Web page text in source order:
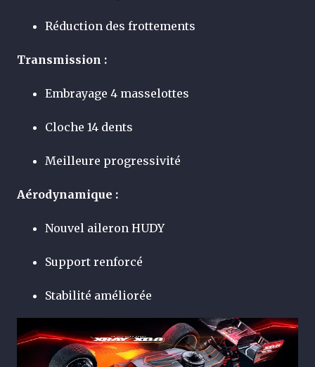
Réduction des frottements
Transmission :
Embrayage 4 masselottes
Cloche 14 dents
Meilleure progressivité
Aérodynamique :
Nouvel aileron HUDY
Support renforcé
Stabilité améliorée